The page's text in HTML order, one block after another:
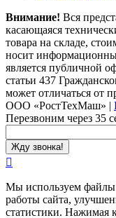
Внимание! Вся
касающаяся
товара на складе,
носит
является публичной
статьи 437
может отличаться от
ООО «РостТехМаш» |
Перезвоним через 35
Мы используем файлы
работы сайта,
статистики. Нажимая